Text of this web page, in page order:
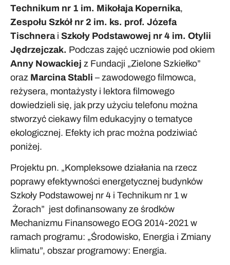
Technikum nr 1 im. Mikołaja Kopernika,
Zespołu Szkół nr 2 im. ks. prof. Józefa
Tischnerai Szkoły Podstawowej nr 4 im. Otylii
Jędrzejczak. Podczas zajęć uczniowie pod okiem
Anny Nowackiej z Fundacji „Zielone Szkiełko”
oraz Marcina Stabli – zawodowego filmowca,
reżysera, montażysty i lektora filmowego
dowiedzieli się, jak przy użyciu telefonu można
stworzyć ciekawy film edukacyjny o tematyce
ekologicznej. Efekty ich prac można podziwiać
poniżej.
Projektu pn. „Kompleksowe działania na rzecz
poprawy efektywności energetycznej budynków
Szkoły Podstawowej nr 4 i Technikum nr 1 w
Żorach” jest dofinansowany ze środków
Mechanizmu Finansowego EOG 2014-2021 w
ramach programu: „Środowisko, Energia i Zmiany
klimatu”, obszar programowy: Energia.